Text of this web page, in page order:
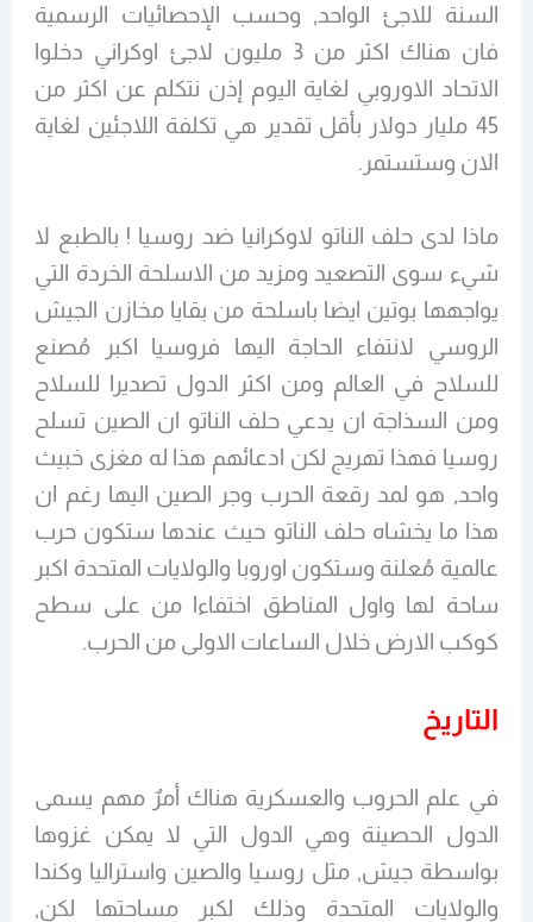
السنة للاجئ الواحد, وحسب الإحصائيات الرسمية
فان هناك اكثر من 3 مليون لاجئ اوكراني دخلوا
الاتحاد الاوروبي لغاية اليوم إذن نتكلم عن اكثر من
45 مليار دولار بأقل تقدير هي تكلفة اللاجئين لغاية
الان وستستمر.
ماذا لدى حلف الناتو لاوكرانيا ضد روسيا ! بالطبع لا
شيء سوى التصعيد ومزيد من الاسلحة الخردة التي
يواجهها بوتين ايضا باسلحة من بقايا مخازن الجيش
الروسي لانتفاء الحاجة اليها فروسيا اكبر مُصنع
للسلاح في العالم ومن اكثر الدول تصديرا للسلاح
ومن السذاجة ان يدعي حلف الناتو ان الصين تسلح
روسيا فهذا تهريج لكن ادعائهم هذا له مغزى خبيث
واحد, هو لمد رقعة الحرب وجر الصين اليها رغم ان
هذا ما يخشاه حلف الناتو حيث عندها ستكون حرب
عالمية مُعلنة وستكون اوروبا والولايات المتحدة اكبر
ساحة لها واول المناطق اختفاءا من على سطح
كوكب الارض خلال الساعات الاولى من الحرب.
التاريخ
في علم الحروب والعسكرية هناك أمرٌ مهم يسمى
الدول الحصينة وهي الدول التي لا يمكن غزوها
بواسطة جيش, مثل روسيا والصين واستراليا وكندا
والولايات المتحدة وذلك لكبر مساحتها لكن,